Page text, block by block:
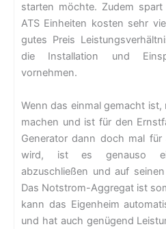
starten möchte. Zudem
ATS Einheiten kosten sehr
gutes Preis
die Installation und
vornehmen.
Wenn das einmal gemacht
machen und ist für den
Generator dann doch mal
wird, ist es genauso
abzuschließen und auf
Das Notstrom-Aggregat ist
kann das Eigenheim
und hat auch genügend